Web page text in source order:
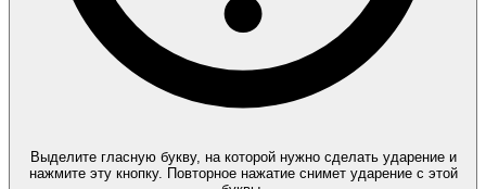
Выделите гласную букву, на которой нужно сделать ударение и
нажмите эту кнопку. Повторное нажатие снимет ударение с этой